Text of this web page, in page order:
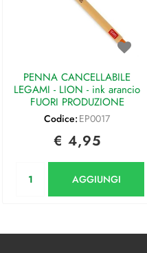
PENNA CANCELLABILE
LEGAMI - LION - ink arancio
FUORI PRODUZIONE
Codice: EP0017
€ 4,95
AGGIUNGI